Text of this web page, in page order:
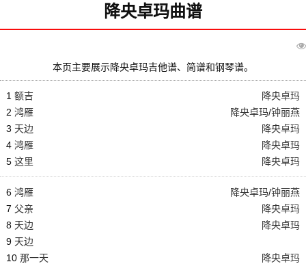
降央卓玛曲谱
本页主要展示降央卓玛吉他谱、简谱和钢琴谱。
1 额吉
降央卓玛
2 鸿雁 降央卓玛/钟丽燕
3 天边
降央卓玛
4 鸿雁
降央卓玛
5 这里 降央卓玛
6 鸿雁 降央卓玛/钟丽燕
7 父亲
降央卓玛
8 天边
降央卓玛
9 天边
10 那一天 降央卓玛